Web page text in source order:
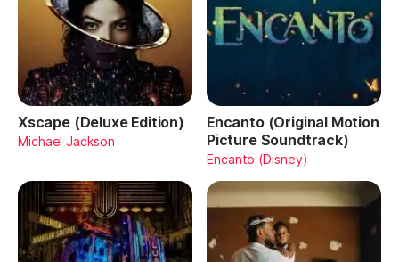
Xscape (Deluxe Edition)
Michael Jackson
Encanto (Original Motion
Picture Soundtrack)
Encanto (Disney)